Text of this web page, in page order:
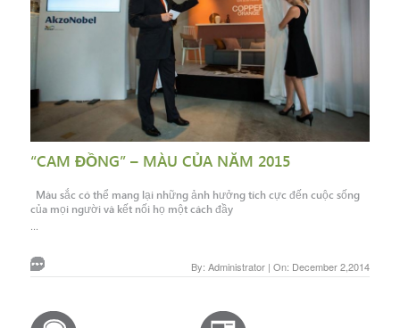
“CAM ĐỒNG” – MÀU CỦA NĂM 2015
Màu sắc có thể mang lại những ảnh hưởng tích cực đến cuộc sống
của mọi người và kết nối họ một cách đầy
...
By: Administrator | On: December 2,2014